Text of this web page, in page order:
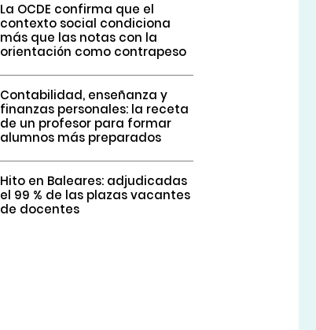
La OCDE confirma que el
contexto social condiciona
más que las notas con la
orientación como contrapeso
Contabilidad, enseñanza y
finanzas personales: la receta
de un profesor para formar
alumnos más preparados
Hito en Baleares: adjudicadas
el 99 % de las plazas vacantes
de docentes